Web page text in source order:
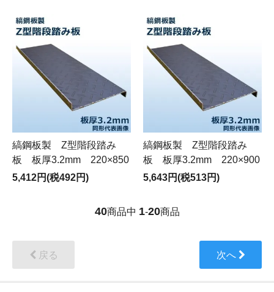
縞鋼板製 Z型階段踏み
板 板厚3.2mm 220×850
5,412円(税492円)
縞鋼板製 Z型階段踏み
板 板厚3.2mm 220×900
5,643円(税513円)
40商品中 1-20商品
戻る 次へ